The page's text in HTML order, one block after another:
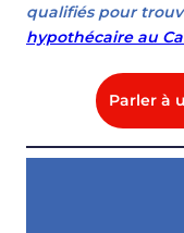
qualifiés pour
hypothécaire au
Parler à